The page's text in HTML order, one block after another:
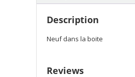
Description
Neuf dans la boite
Reviews